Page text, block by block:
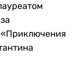
«Приключения